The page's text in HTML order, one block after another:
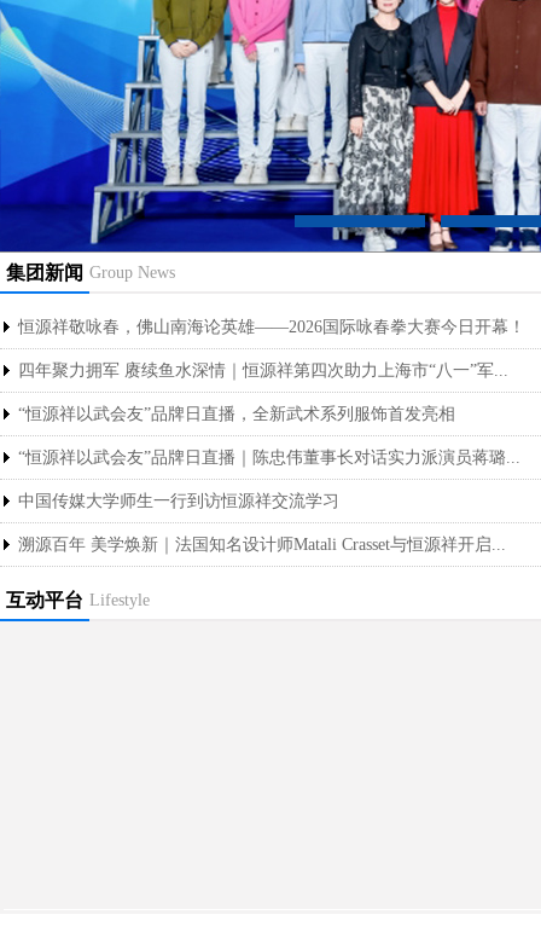
集团新闻 Group News
恒源祥敬咏春，佛山南海论英雄——2026国际咏春拳大赛今日开幕！
四年聚力拥军 赓续鱼水深情｜恒源祥第四次助力上海市“八一”军...
“恒源祥以武会友”品牌日直播，全新武术系列服饰首发亮相
“恒源祥以武会友”品牌日直播｜陈忠伟董事长对话实力派演员蒋璐...
中国传媒大学师生一行到访恒源祥交流学习
溯源百年 美学焕新｜法国知名设计师Matali Crasset与恒源祥开启...
互动平台 Lifestyle